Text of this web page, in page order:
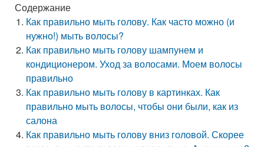
Содержание
Как правильно мыть голову. Как часто можно (и
нужно!) мыть волосы?
Как правильно мыть голову шампунем и
кондиционером. Уход за волосами. Моем волосы
правильно
Как правильно мыть голову в картинках. Как
правильно мыть волосы, чтобы они были, как из
салона
Как правильно мыть голову вниз головой. Скорее